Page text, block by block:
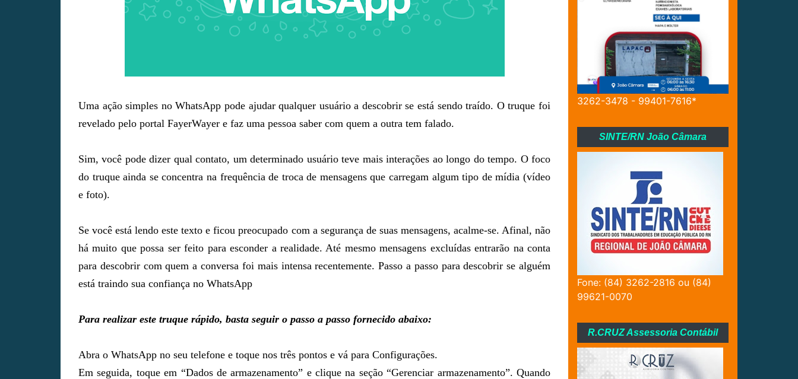
Uma ação simples no WhatsApp pode ajudar qualquer usuário a descobrir se está sendo traído. O truque foi
revelado pelo portal FayerWayer e faz uma pessoa saber com quem a outra tem falado.
Sim, você pode dizer qual contato, um determinado usuário teve mais interações ao longo do tempo. O foco
do truque ainda se concentra na frequência de troca de mensagens que carregam algum tipo de mídia (vídeo
e foto).
Se você está lendo este texto e ficou preocupado com a segurança de suas mensagens, acalme-se. Afinal, não
há muito que possa ser feito para esconder a realidade. Até mesmo mensagens excluídas entrarão na conta
para descobrir com quem a conversa foi mais intensa recentemente. Passo a passo para descobrir se alguém
está traindo sua confiança no WhatsApp
Para realizar este truque rápido, basta seguir o passo a passo fornecido abaixo:
Abra o WhatsApp no seu telefone e toque nos três pontos e vá para Configurações.
Em seguida, toque em “Dados de armazenamento” e clique na seção “Gerenciar armazenamento”. Quando
3262-3478 - 99401-7616*
SINTE/RN João Câmara
Fone: (84) 3262-2816 ou (84)
99621-0070
R.CRUZ Assessoria Contábil